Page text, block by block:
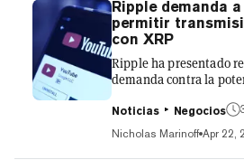
deberse a una venta de
Bitcoin, que aún hoy en
de 9.000 dólares por
futuros de Bitcoi...
Ripple demanda
permitir
con XRP
Ripple ha presentado
demanda contra la
fue iniciada por Ripple
Brad Garlinghouse, en
distrito en el norte de
Noticias Negocios
Nicholas Marinoff Apr 22,